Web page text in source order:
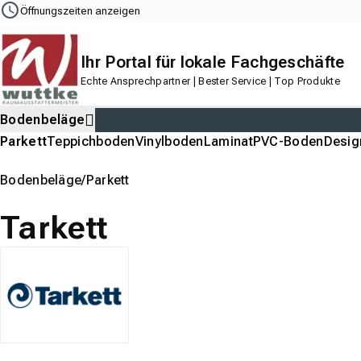
Navigation Content Footer
Öffnungszeiten anzeigen
Ihr Portal für lokale Fachgeschäfte
Echte Ansprechpartner | Bester Service | Top Produkte
Bodenbeläge
ParkettTeppichbodenVinylboden LaminatPVC-Boden
Bodenbeläge Parkett
Tarkett